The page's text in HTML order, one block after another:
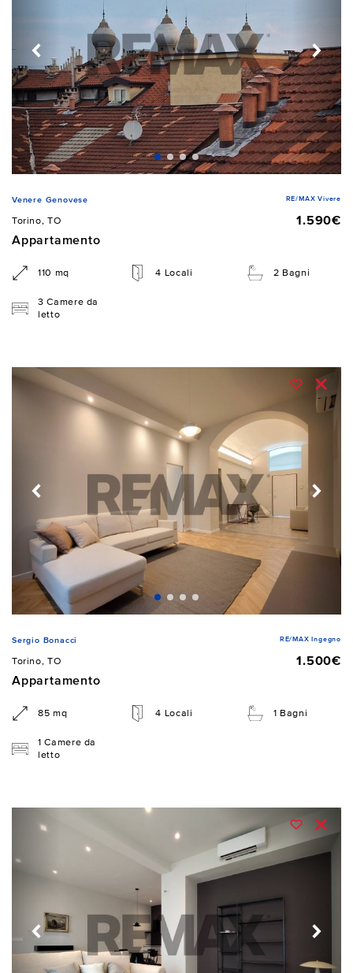
Venere Genovese RE/MAX Vivere
Torino, TO
1.590€
Appartamento
110 mq 4 Locali 2 Bagni
3 Camere da
letto
Sergio Bonacci RE/MAX Ingegno
Torino, TO
1.500€
Appartamento
85 mq 4 Locali 1 Bagni
1 Camere da
letto